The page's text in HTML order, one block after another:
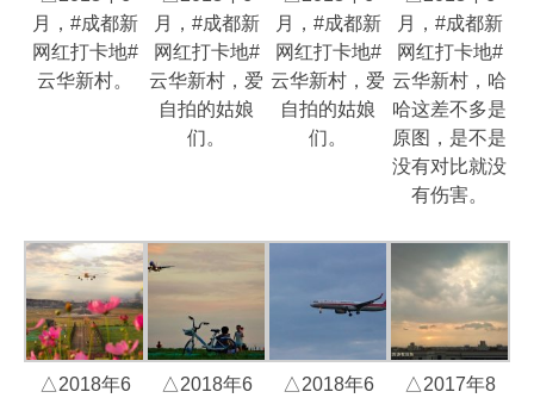
月，#成都新
网红打卡地#
云华新村。
月，#成都新
网红打卡地#
云华新村，爱
自拍的姑娘
们。
月，#成都新
网红打卡地#
云华新村，爱
自拍的姑娘
们。
月，#成都新
网红打卡地#
云华新村，哈
哈这差不多是
原图，是不是
没有对比就没
有伤害。
△2018年6
△2018年6
△2018年6
△2017年8